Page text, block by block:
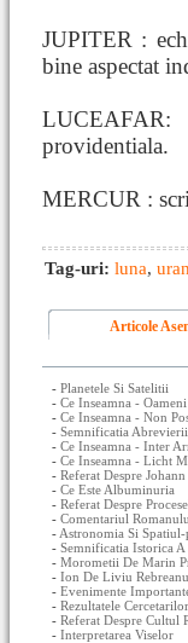
JUPITER :
bine aspectat
LUCEAFAR:
providentiala.
MERCUR :
Tag-uri: luna,
Articole
- Planetele Si Satelitii
- Ce Inseamna -
- Ce Inseamna - Non
- Semnificatia
- Ce Inseamna - Inter
- Ce Inseamna - Licht
- Referat Despre
- Ce Este Albuminuria
- Referat Despre
- Comentariul
- Astronomia Si Spatiul-
- Semnificatia Istorica
- Morometii De Marin
- Ion De Liviu
- Evenimente
- Rezultatele
- Referat Despre Cultul
- Interpretarea Viselor